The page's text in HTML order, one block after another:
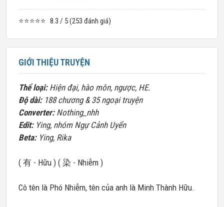
⭐⭐⭐⭐⭐ 8.3 / 5 (253 đánh giá)
GIỚI THIỆU TRUYỆN
Thể loại:Hiện đại, hào môn, ngược, HE.
Độ dài:188 chương & 35 ngoại truyện
Converter:Nothing_nhh
Edit: Ying, nhóm Ngự Cảnh Uyển
Beta:Ying, Rika
( 有 - Hữu ) ( 染 - Nhiễm )
Cô tên là Phó Nhiễm, tên của anh là Minh Thành Hữu.